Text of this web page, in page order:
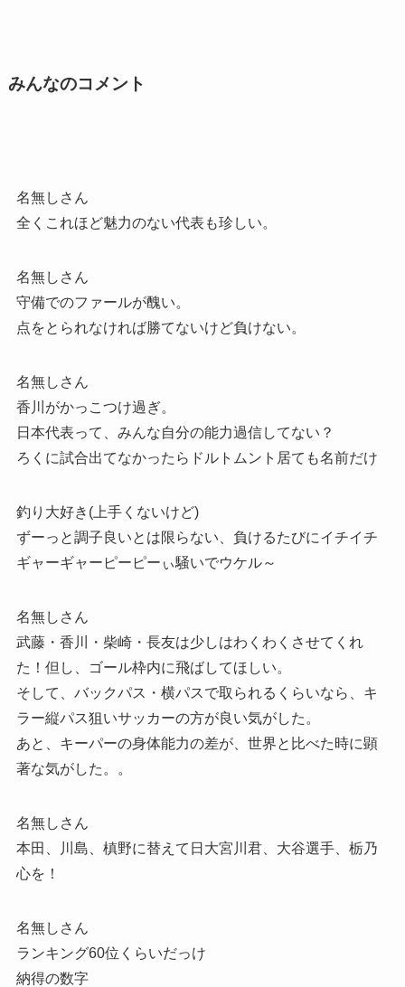
みんなのコメント
名無しさん
全くこれほど魅力のない代表も珍しい。
名無しさん
守備でのファールが醜い。
点をとられなければ勝てないけど負けない。
名無しさん
香川がかっこつけ過ぎ。
日本代表って、みんな自分の能力過信してない？
ろくに試合出てなかったらドルトムント居ても名前だけ
釣り大好き(上手くないけど)
ずーっと調子良いとは限らない、負けるたびにイチイチ
ギャーギャーピーピーぃ騒いでウケル～
名無しさん
武藤・香川・柴崎・長友は少しはわくわくさせてくれ
た！但し、ゴール枠内に飛ばしてほしい。
そして、バックパス・横パスで取られるくらいなら、キ
ラー縦パス狙いサッカーの方が良い気がした。
あと、キーパーの身体能力の差が、世界と比べた時に顕
著な気がした。。
名無しさん
本田、川島、槙野に替えて日大宮川君、大谷選手、栃乃
心を！
名無しさん
ランキング60位くらいだっけ
納得の数字